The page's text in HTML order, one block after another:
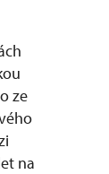
ze
na